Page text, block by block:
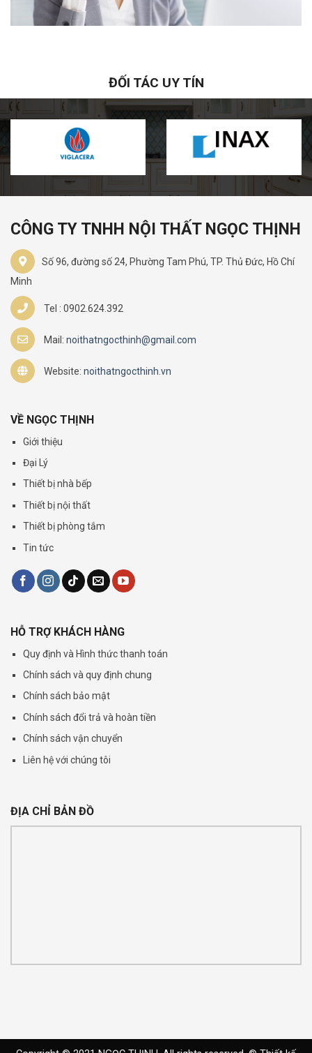
ĐỐI TÁC UY TÍN
CÔNG TY TNHH NỘI THẤT NGỌC THỊNH
Số 96, đường số 24, Phường Tam Phú, TP. Thủ Đức, Hồ Chí
Minh
Tel : 0902.624.392
Mail: noithatngocthinh@gmail.com
Website: noithatngocthinh.vn
VỀ NGỌC THỊNH
Giới thiệu
Đại Lý
Thiết bị nhà bếp
Thiết bị nội thất
Thiết bị phòng tắm
Tin tức
HỖ TRỢ KHÁCH HÀNG
Quy định và Hình thức thanh toán
Chính sách và quy định chung
Chính sách bảo mật
Chính sách đổi trả và hoàn tiền
Chính sách vận chuyển
Liên hệ với chúng tôi
ĐỊA CHỈ BẢN ĐỒ